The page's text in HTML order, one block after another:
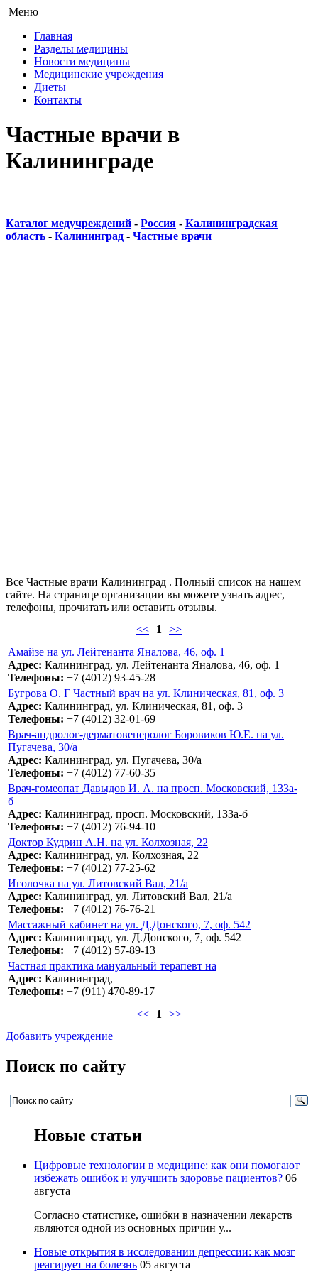
Меню
Главная
Разделы медицины
Новости медицины
Медицинские учреждения
Диеты
Контакты
Частные врачи в
Калининграде
Каталог медучреждений - Россия - Калининградская
область - Калининград - Частные врачи
Все Частные врачи Калининград . Полный список на нашем
сайте. На странице организации вы можете узнать адрес,
телефоны, прочитать или оставить отзывы.
<<
1 >>
Амайзе на ул. Лейтенанта Яналова, 46, оф. 1
Адрес: Калининград, ул. Лейтенанта Яналова, 46, оф. 1
Телефоны: +7 (4012) 93-45-28
Бугрова О. Г Частный врач на ул. Клиническая, 81, оф. 3
Адрес: Калининград, ул. Клиническая, 81, оф. 3
Телефоны: +7 (4012) 32-01-69
Врач-андролог-дерматовенеролог Боровиков Ю.Е. на ул.
Пугачева, 30/а
Адрес: Калининград, ул. Пугачева, 30/а
Телефоны: +7 (4012) 77-60-35
Врач-гомеопат Давыдов И. А. на просп. Московский, 133а-
б
Адрес: Калининград, просп. Московский, 133а-б
Телефоны: +7 (4012) 76-94-10
Доктор Кудрин А.Н. на ул. Колхозная, 22
Адрес: Калининград, ул. Колхозная, 22
Телефоны: +7 (4012) 77-25-62
Иголочка на ул. Литовский Вал, 21/а
Адрес: Калининград, ул. Литовский Вал, 21/а
Телефоны: +7 (4012) 76-76-21
Массажный кабинет на ул. Д.Донского, 7, оф. 542
Адрес: Калининград, ул. Д.Донского, 7, оф. 542
Телефоны: +7 (4012) 57-89-13
Частная практика мануальный терапевт на
Адрес: Калининград,
Телефоны: +7 (911) 470-89-17
<<
1 >>
Добавить учреждение
Поиск по сайту
Новые статьи
Цифровые технологии в медицине: как они помогают
избежать ошибок и улучшить здоровье пациентов? 06
августа
Согласно статистике, ошибки в назначении лекарств
являются одной из основных причин у...
Новые открытия в исследовании депрессии: как мозг
реагирует на болезнь 05 августа